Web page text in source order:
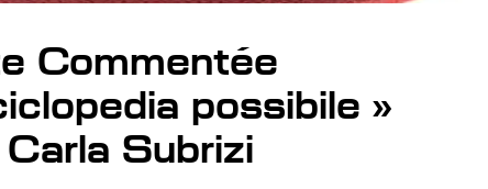
Commentée
possibile »
Subrizi